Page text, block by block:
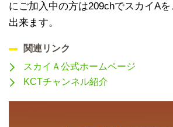
にご加入中の方は209chでスカイA
出来ます。
関連リンク
スカイＡ公式ホームページ
KCTチャンネル紹介